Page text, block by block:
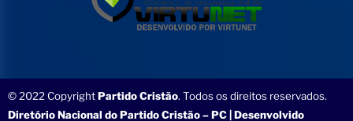
© 2022 CopyrightPartido Cristão. Todos os direitos reservados.
Diretório Nacional do Partido Cristão – PC | Desenvolvido